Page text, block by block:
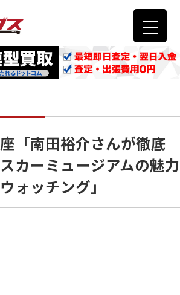
「南田裕介さんが徹底
カーミュージアムの魅力
ォッチング」